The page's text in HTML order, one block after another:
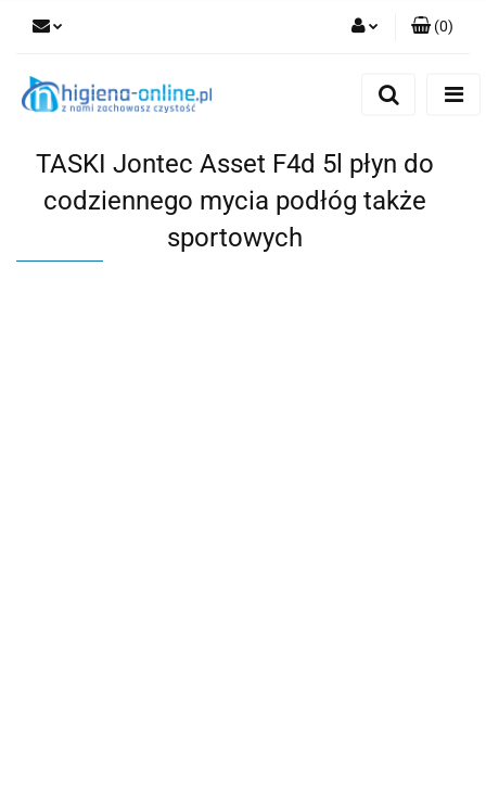
(0)
TASKI Jontec Asset F4d 5l płyn do
codziennego mycia podłóg także
sportowych